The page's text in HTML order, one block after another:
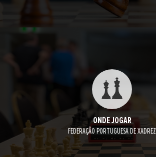
ONDE JOGAR
FEDERAÇÃO PORTUGUESA DE XADREZ